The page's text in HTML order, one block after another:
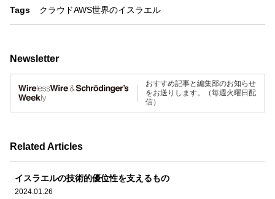
Tags クラウドAWS世界のイスラエル
Newsletter
おすすめ記事と編集部のお知らせ
をお送りします。（毎週火曜日配
信）
Related Articles
イスラエルの技術的優位性を支えるもの
2024.01.26